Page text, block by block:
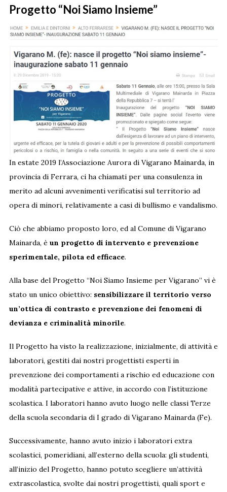
Progetto “Noi Siamo Insieme”
In estate 2019 l’Associazione Aurora di Vigarano Mainarda, in
provincia di Ferrara, ci ha chiamati per una consulenza in
merito ad alcuni avvenimenti verificatisi sul territorio ad
opera di minori, relativamente a casi di bullismo e vandalismo.
Ciò che abbiamo proposto loro, ed al Comune di Vigarano
Mainarda, è un progetto di intervento e prevenzione
sperimentale, pilota ed efficace.
Alla base del Progetto “Noi Siamo Insieme per Vigarano” vi è
stato un unico obiettivo: sensibilizzare il territorio verso
un’ottica di contrasto e prevenzione dei fenomeni di
devianza e criminalità minorile.
Il Progetto ha visto la realizzazione, inizialmente, di attività e
laboratori, gestiti dai nostri progettisti esperti in
prevenzione dei comportamenti a rischio ed educazione con
modalità partecipative e attive, in accordo con l’istituzione
scolastica. I laboratori hanno avuto luogo nelle classi Terze
della scuola secondaria di I grado di Vigarano Mainarda (Fe).
Successivamente, hanno avuto inizio i laboratori extra
scolastici, pomeridiani, all’esterno della scuola: gli studenti,
all’inizio del Progetto, hanno potuto scegliere un’attività
extrascolastica, svolte dai nostri progettisti, quali sport e